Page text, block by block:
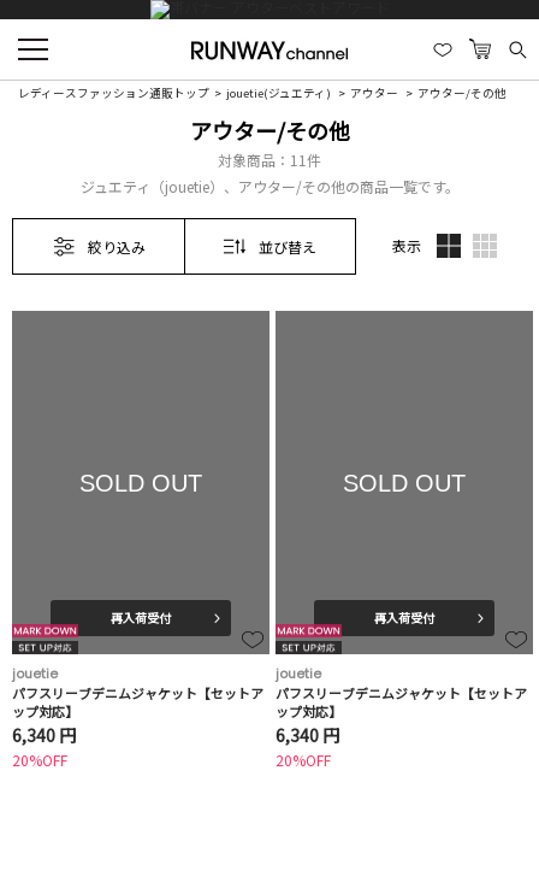
レディースファッション通販トップ jouetie(ジュエティ) アウター アウター/その他
アウター/その他
対象商品： 11件
ジュエティ（jouetie）、アウター/その他の商品一覧です。
絞り込み 並び替え 表示
SOLD OUT
再入荷受付
jouetie
パフスリーブデニムジャケット【セットア
ップ対応】
6,340 円
20%OFF
SOLD OUT
再入荷受付
jouetie
パフスリーブデニムジャケット【セットア
ップ対応】
6,340 円
20%OFF